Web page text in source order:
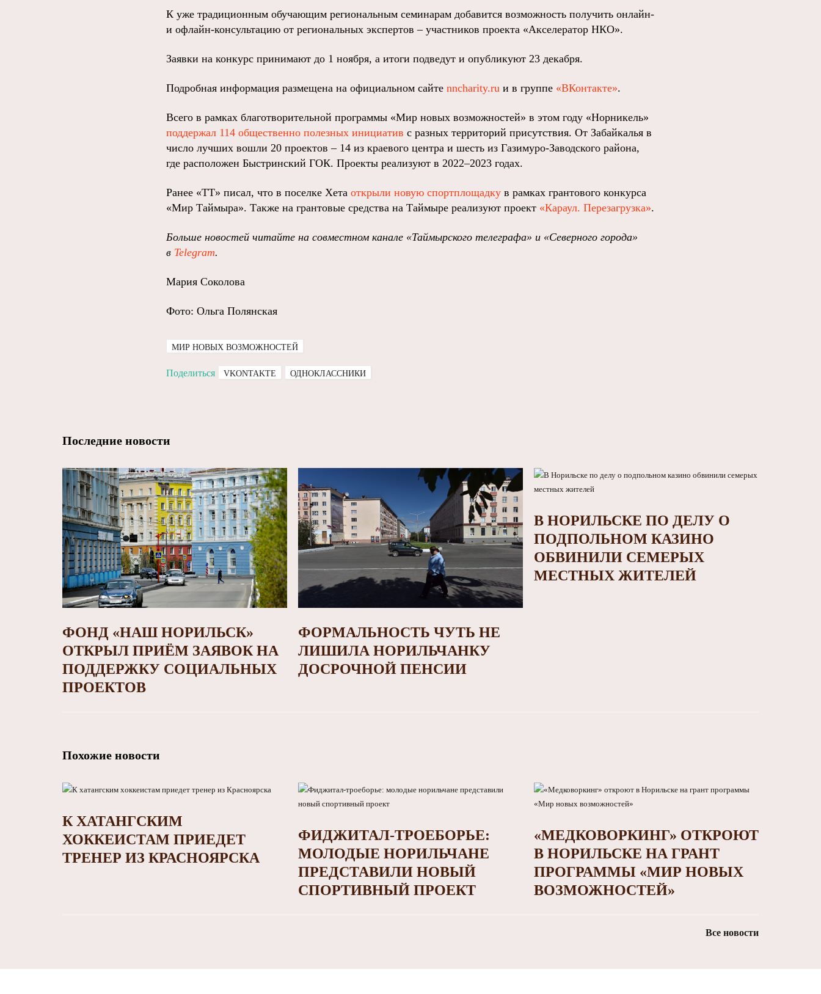
К уже традиционным обучающим региональным семинарам добавится возможность получить онлайн-
и офлайн-консультацию от региональных экспертов – участников проекта «Акселератор НКО».
Заявки на конкурс принимают до 1 ноября, а итоги подведут и опубликуют 23 декабря.
Подробная информация размещена на официальном сайте nncharity.ru и в группе «ВКонтакте».
Всего в рамках благотворительной программы «Мир новых возможностей» в этом году «Норникель»
поддержал 114 общественно полезных инициатив с разных территорий присутствия. От Забайкалья в
число лучших вошли 20 проектов – 14 из краевого центра и шесть из Газимуро-Заводского района,
где расположен Быстринский ГОК. Проекты реализуют в 2022–2023 годах.
Ранее «ТТ» писал, что в поселке Хета открыли новую спортплощадку в рамках грантового конкурса
«Мир Таймыра». Также на грантовые средства на Таймыре реализуют проект «Караул. Перезагрузка».
Больше новостей читайте на совместном канале «Таймырского телеграфа» и «Северного города»
в Telegram.
Мария Соколова
Фото: Ольга Полянская
МИР НОВЫХ ВОЗМОЖНОСТЕЙ
Поделиться VKONTAKTE ОДНОКЛАССНИКИ
Последние новости
ФОНД «НАШ НОРИЛЬСК»
ОТКРЫЛ ПРИЁМ ЗАЯВОК НА
ПОДДЕРЖКУ СОЦИАЛЬНЫХ
ПРОЕКТОВ
ФОРМАЛЬНОСТЬ ЧУТЬ НЕ
ЛИШИЛА НОРИЛЬЧАНКУ
ДОСРОЧНОЙ ПЕНСИИ
В НОРИЛЬСКЕ ПО ДЕЛУ О
ПОДПОЛЬНОМ КАЗИНО
ОБВИНИЛИ СЕМЕРЫХ
МЕСТНЫХ ЖИТЕЛЕЙ
Похожие новости
К ХАТАНГСКИМ
ХОККЕИСТАМ ПРИЕДЕТ
ТРЕНЕР ИЗ КРАСНОЯРСКА
ФИДЖИТАЛ-ТРОЕБОРЬЕ:
МОЛОДЫЕ НОРИЛЬЧАНЕ
ПРЕДСТАВИЛИ НОВЫЙ
СПОРТИВНЫЙ ПРОЕКТ
«МЕДКОВОРКИНГ» ОТКРОЮТ
В НОРИЛЬСКЕ НА ГРАНТ
ПРОГРАММЫ «МИР НОВЫХ
ВОЗМОЖНОСТЕЙ»
Все новости